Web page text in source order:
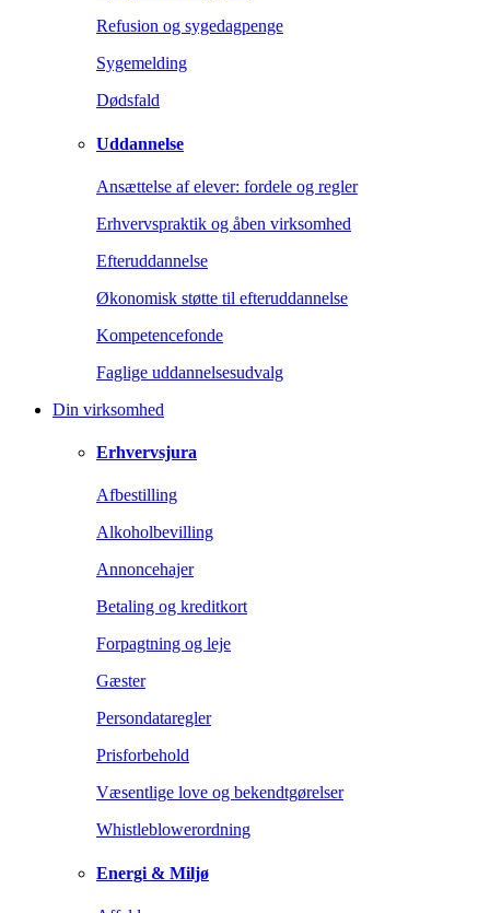
Refusion og sygedagpenge
Sygemelding
Dødsfald
Uddannelse
Ansættelse af elever: fordele og regler
Erhvervspraktik og åben virksomhed
Efteruddannelse
Økonomisk støtte til efteruddannelse
Kompetencefonde
Faglige uddannelsesudvalg
Din virksomhed
Erhvervsjura
Afbestilling
Alkoholbevilling
Annoncehajer
Betaling og kreditkort
Forpagtning og leje
Gæster
Persondataregler
Prisforbehold
Væsentlige love og bekendtgørelser
Whistleblowerordning
Energi & Miljø